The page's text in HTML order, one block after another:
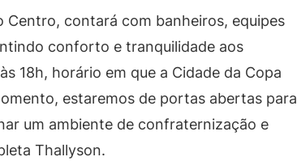
Centro, contará com banheiros, equipes
conforto e tranquilidade aos
18h, horário em que a Cidade da Copa
estaremos de portas abertas para
um ambiente de confraternização e
Thallyson.